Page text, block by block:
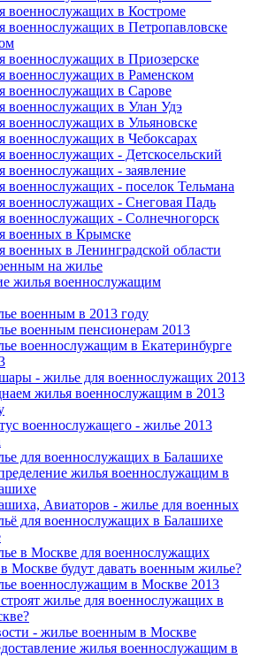
военнослужащих в Костроме
военнослужащих в Петропавловске
военнослужащих в Приозерске
военнослужащих в Раменском
военнослужащих в Сарове
военнослужащих в Улан Удэ
военнослужащих в Ульяновске
военнослужащих в Чебоксарах
военнослужащих - Детскосельский
военнослужащих - заявление
военнослужащих - поселок Тельмана
военнослужащих - Снеговая Падь
военнослужащих - Солнечногорск
военных в Крымске
военных в Ленинградской области
на жилье
жилья военнослужащим
военным в 2013 году
военным пенсионерам 2013
военнослужащим в Екатеринбурге
- жилье для военнослужащих 2013
жилья военнослужащим в 2013
военнослужащего - жилье 2013
для военнослужащих в Балашихе
жилья военнослужащим в
Авиаторов - жилье для военных
для военнослужащих в Балашихе
в Москве для военнослужащих
Москве будут давать военным жилье?
военнослужащим в Москве 2013
жилье для военнослужащих в
- жилье военным в Москве
жилья военнослужащим в